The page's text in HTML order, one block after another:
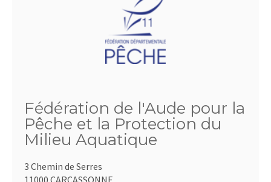
Fédération de l'Aude pour la
Pêche et la Protection du
Milieu Aquatique
3 Chemin de Serres
11000 CARCASSONNE